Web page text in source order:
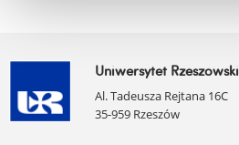
Uniwersytet Rzeszowski
Al. Tadeusza Rejtana 16C
35-959 Rzeszów